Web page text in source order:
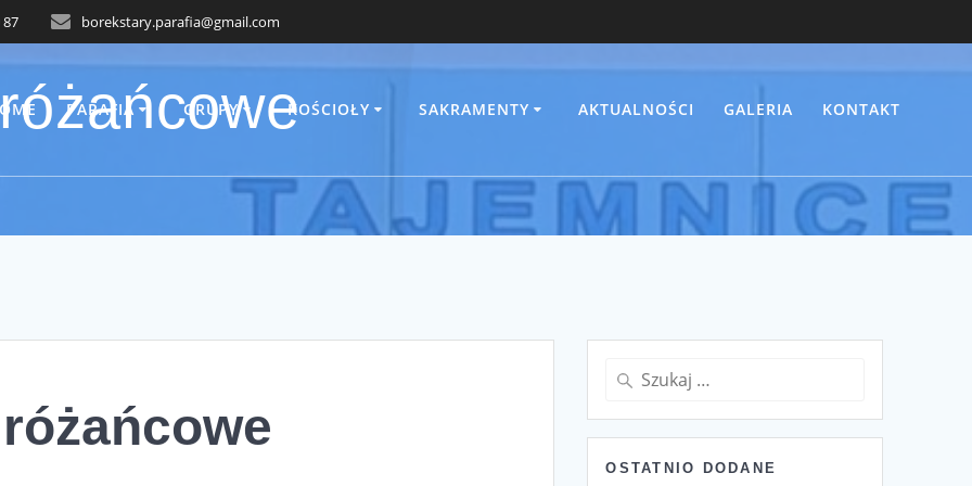
87 borekstary.parafia@gmail.com
PARAFIA GRUPY KOŚCIOŁY SAKRAMENTY AKTUALNOŚCI GALERIA KONTAKT
Szukaj:
OSTATNIO DODANE